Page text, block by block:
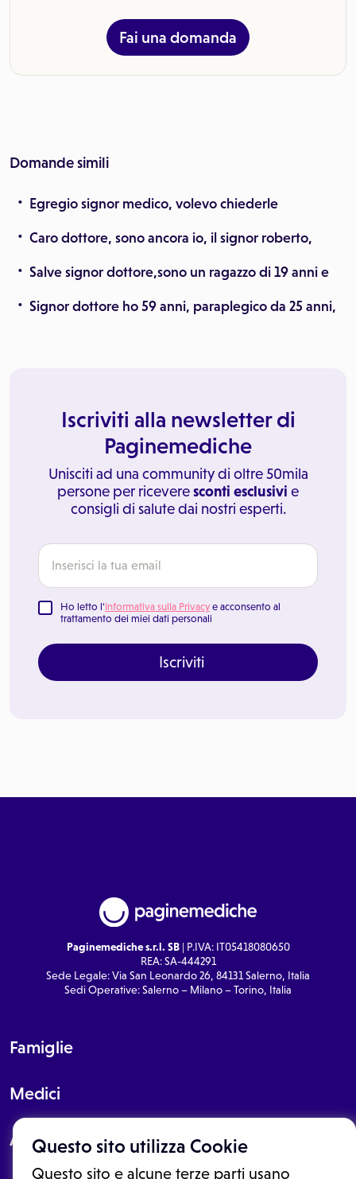
Questo sito utilizza Cookie
Questo sito e alcune terze parti usano
Fai una domanda
Domande simili
Egregio signor medico, volevo chiederle
Caro dottore, sono ancora io, il signor roberto,
Salve signor dottore,sono un ragazzo di 19 anni e
Signor dottore ho 59 anni, paraplegico da 25 anni,
Iscriviti alla newsletter di
Paginemediche
Unisciti ad una community di oltre 50mila
persone per riceveresconti esclusivi e
consigli di salute dai nostri esperti.
Ho letto l'Informativa sulla Privacy e acconsento al
trattamento dei miei dati personali
Iscriviti
Paginemediche s.r.l. SB| P.IVA: IT05418080650
REA: SA-444291
Sede Legale: Via San Leonardo 26, 84131 Salerno, Italia
Sedi Operative: Salerno – Milano – Torino, Italia
Famiglie
Medici
About